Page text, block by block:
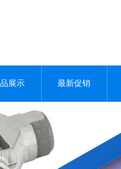
展示 最新促销